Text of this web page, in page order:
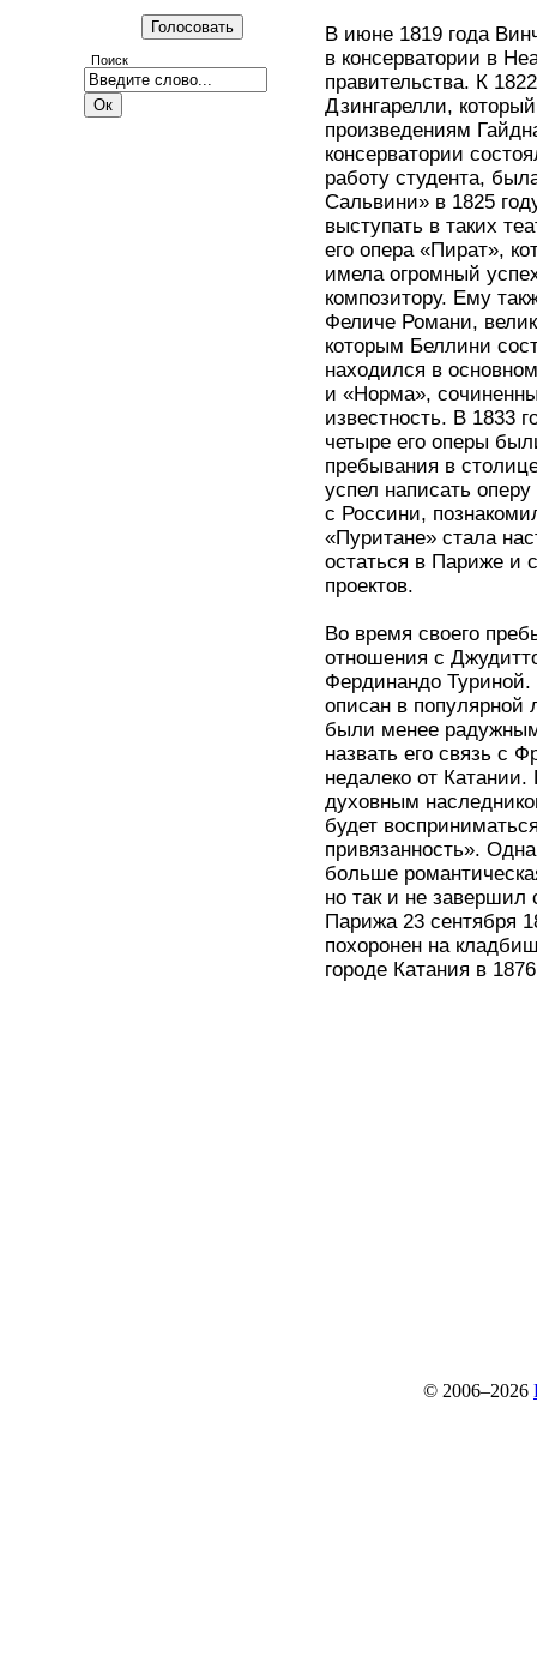
Поиск
В июне 1819 года
в консерватории в
правительства. К
Дзингарелли,
произведениям
консерватории
работу студента,
Сальвини» в 1825
выступать в таких
его опера «Пират»,
имела огромный
композитору. Ему
Феличе Романи,
которым Беллини
находился в
и «Норма»,
известность. В 1833
четыре его оперы
пребывания в
успел написать
с Россини,
«Пуритане» стала
остаться в Париже и
проектов.
Во время своего
отношения с
Фердинандо
описан в популярной
были менее
назвать его связь с
недалеко от
духовным
будет
привязанность».
больше
но так и не
Парижа 23 сентября
похоронен на
городе Катания в
© 2006–2026